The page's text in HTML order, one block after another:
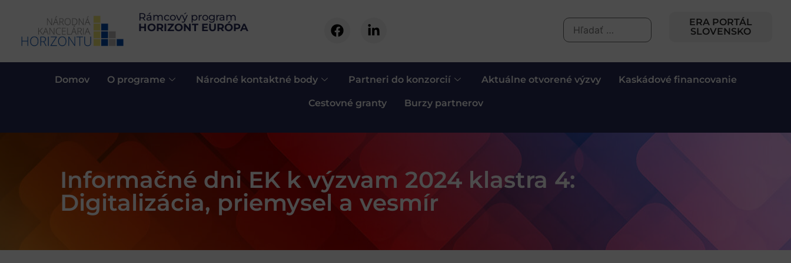
Rámcový program
HORIZONT EURÓPA
ERA PORTÁL
SLOVENSKO
Domov O programe Národné kontaktné body Partneri do konzorcií Aktuálne otvorené výzvy Kaskádové financovanie
Cestovné granty Burzy partnerov
Informačné dni EK k výzvam 2024 klastra 4:
Digitalizácia, priemysel a vesmír